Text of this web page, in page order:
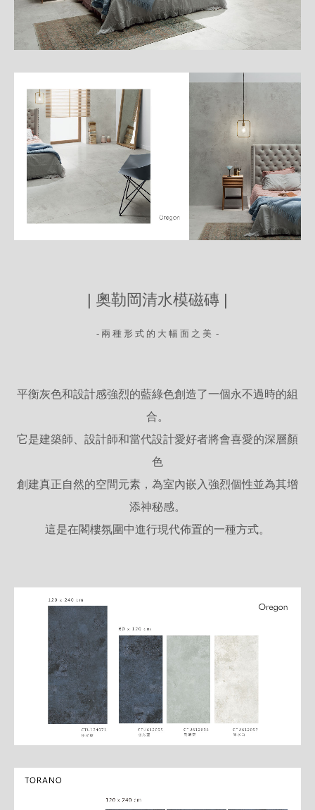
| 奧勒岡清水模磁磚 |
- 兩 種 形 式 的 大 幅 面 之 美 -
平衡灰色和設計感強烈的藍綠色創造了一個永不過時的組
合。
它是建築師、設計師和當代設計愛好者將會喜愛的深層顏
色
創建真正自然的空間元素，為室內嵌入強烈個性並為其增
添神秘感。
這是在閣樓氛圍中進行現代佈置的一種方式。